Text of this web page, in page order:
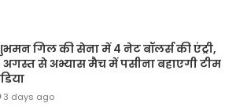
गिल की सेना में 4 नेट बॉलर्स की एंट्री,
अगस्त से अभ्यास मैच में पसीना बहाएगी टीम
3 days ago